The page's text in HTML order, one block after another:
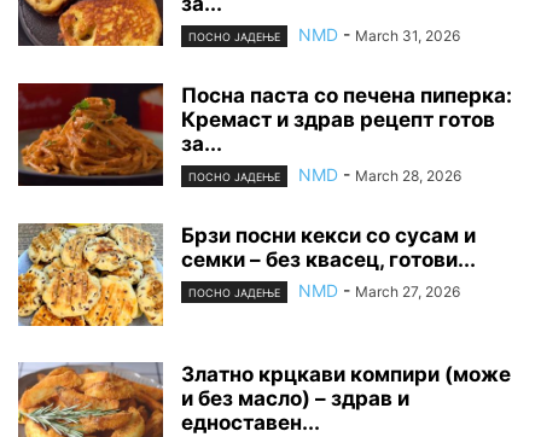
ПОСНО ЈАДЕЊЕ NMD - March 31, 2026
Посна паста со печена пиперка:
Кремаст и здрав рецепт готов
за...
ПОСНО ЈАДЕЊЕ NMD - March 28, 2026
Брзи посни кекси со сусам и
семки – без квасец, готови...
ПОСНО ЈАДЕЊЕ NMD - March 27, 2026
Златно крцкави компири (може
и без масло) – здрав и
едноставен...